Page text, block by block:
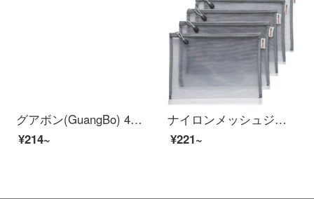
グアボン(GuangBo) 4只装4色晶彩 A4双强力文件夹 彩色资料夹 档案夹 A9051
¥214~
ナイロンメッシュジッパー袋の書類袋の答案用紙袋の透明シンプロ試験ナイロンの筆袋の網糸収納袋の化粧バッグの教科袋A 4灰色/5個は単層を詰めます。
¥221~